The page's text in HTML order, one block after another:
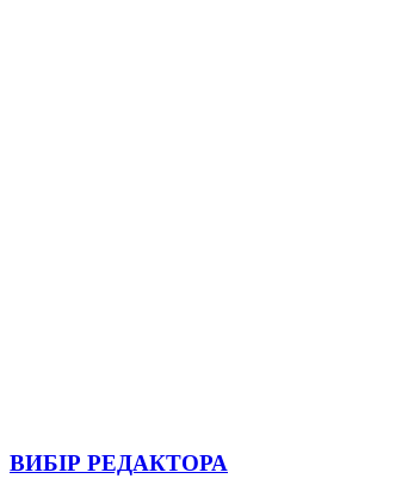
ВИБІР РЕДАКТОРА